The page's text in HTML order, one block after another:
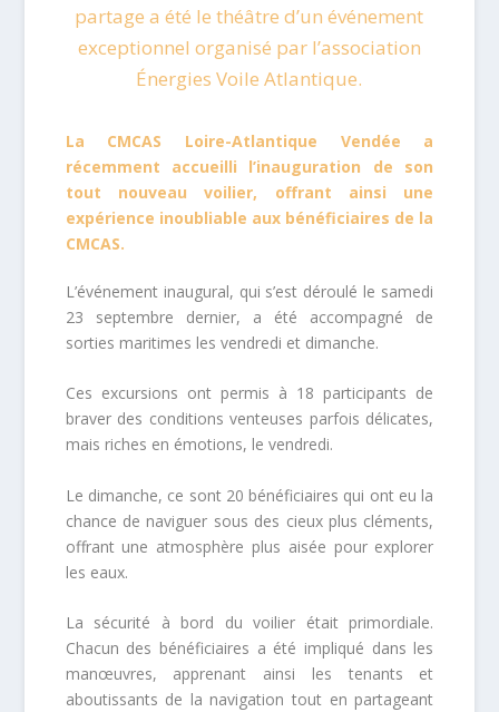
partage a été le théâtre d’un événement
exceptionnel organisé par l’association
Énergies Voile Atlantique.
La CMCAS Loire-Atlantique Vendée a
récemment accueilli l’inauguration de son
tout nouveau voilier, offrant ainsi une
expérience inoubliable aux bénéficiaires de la
CMCAS.
L’événement inaugural, qui s’est déroulé le samedi
23 septembre dernier, a été accompagné de
sorties maritimes les vendredi et dimanche.
Ces excursions ont permis à 18 participants de
braver des conditions venteuses parfois délicates,
mais riches en émotions, le vendredi.
Le dimanche, ce sont 20 bénéficiaires qui ont eu la
chance de naviguer sous des cieux plus cléments,
offrant une atmosphère plus aisée pour explorer
les eaux.
La sécurité à bord du voilier était primordiale.
Chacun des bénéficiaires a été impliqué dans les
manœuvres, apprenant ainsi les tenants et
aboutissants de la navigation tout en partageant